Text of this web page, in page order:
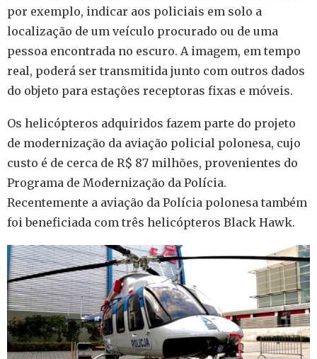
por exemplo, indicar aos policiais em solo a
localização de um veículo procurado ou de uma
pessoa encontrada no escuro. A imagem, em tempo
real, poderá ser transmitida junto com outros dados
do objeto para estações receptoras fixas e móveis.
Os helicópteros adquiridos fazem parte do projeto
de modernização da aviação policial polonesa, cujo
custo é de cerca de R$ 87 milhões, provenientes do
Programa de Modernização da Polícia.
Recentemente a aviação da Polícia polonesa também
foi beneficiada com três helicópteros Black Hawk.